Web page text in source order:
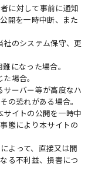
に対して事前に通知
開を一時中断、また
のシステム保守、更
になった場合。
場合。
ーバー等が高度なハ
の恐れがある場合。
イトの公開を一時中
態により本サイトの
よって、直接又は間
る不利益、損害につ